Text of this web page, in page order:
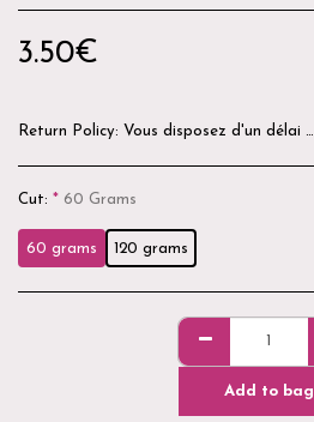
3.50€
Return Policy: Vous disposez d'un délai de 14 jours après réception de votre commande pour demander un retour. Les produits doivent être neufs, non utilisés, non ouverts et dans leur emballage d'origine. Pour des raisons d'hygiène et de sécurité, les produits ouverts, utilisés ou personnalisés ne peuvent être ni repris ni remboursés. Avant tout retour, merci de nous contacter par e-mail ou via notre formulaire de contact afin d'obtenir les modalités de retour. Les frais de retour restent à la charge du client, sauf en cas d'erreur de préparation ou de produit défectueux. La Boutique du Goussatié vous remercie de votre confiance. 🌿🐾
Cut: * 60 Grams
60 grams 120 grams
Add to bag